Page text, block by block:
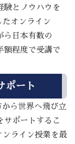
験とノウハウを
オンライン
ら日本有数の
額程度で受講で
ポート
ら世界へ飛び立
ポートするこ
ンライン授業を最